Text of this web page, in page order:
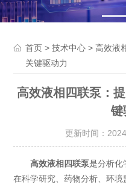
首页 >技术中心 > 高效液
关键驱动力
高效液相四联泵：
键
更新时间：
高效液相四联泵是分析化
在科学研究、药物分析、环